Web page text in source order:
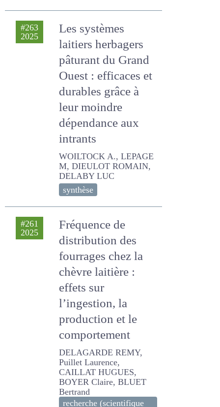
Les systèmes
laitiers herbagers
pâturant du Grand
Ouest : efficaces
et durables grâce à
leur moindre
dépendance aux
intrants
WOILTOCK A., LEPAGE M,
DIEULOT ROMAIN, DELABY
LUC
synthèse
Fréquence de
distribution des
fourrages chez la
chèvre laitière :
effets sur
l’ingestion, la
production et le
comportement
DELAGARDE REMY, Puillet
Laurence, CAILLAT
HUGUES, BOYER Claire,
BLUET Bertrand
recherche (scientifique
original)